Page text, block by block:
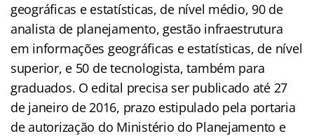
geográficas e estatísticas, de nível médio, 90 de
analista de planejamento, gestão infraestrutura
em informações geográficas e estatísticas, de nível
superior, e 50 de tecnologista, também para
graduados. O edital precisa ser publicado até 27
de janeiro de 2016, prazo estipulado pela portaria
de autorização do Ministério do Planejamento e